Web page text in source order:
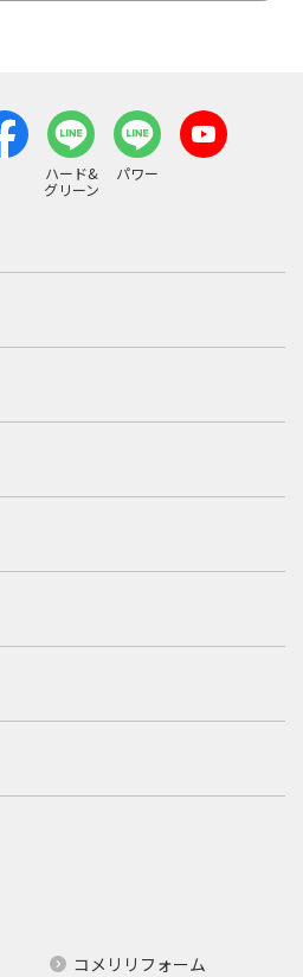
ハード&
グリーン
パワー
コメリリフォーム